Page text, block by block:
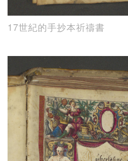
17世紀的手抄本祈禱書